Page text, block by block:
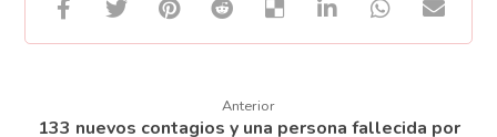
Anterior
133 nuevos contagios y una persona fallecida por